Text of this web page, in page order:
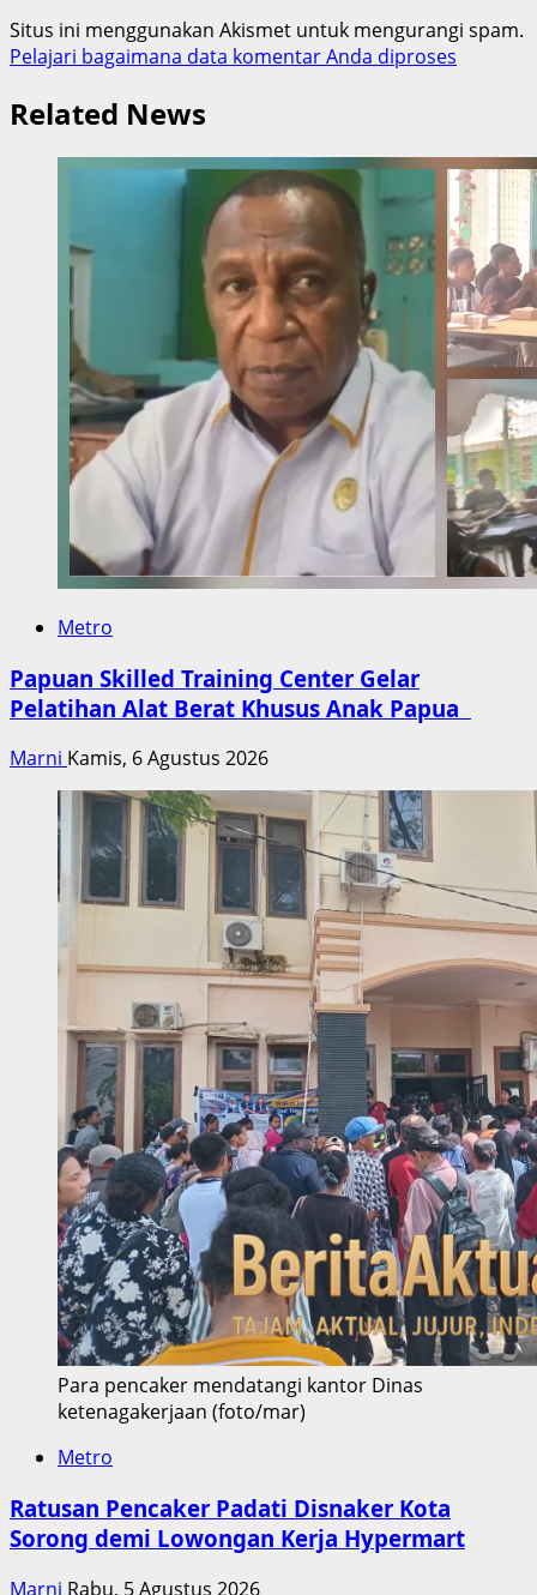
Situs ini menggunakan Akismet untuk mengurangi spam.
Pelajari bagaimana data komentar Anda diproses
Related News
Metro
Papuan Skilled Training Center Gelar
Pelatihan Alat Berat Khusus Anak Papua
Marni Kamis, 6 Agustus 2026
Para pencaker mendatangi kantor Dinas
ketenagakerjaan (foto/mar)
Metro
Ratusan Pencaker Padati Disnaker Kota
Sorong demi Lowongan Kerja Hypermart
Marni Rabu, 5 Agustus 2026